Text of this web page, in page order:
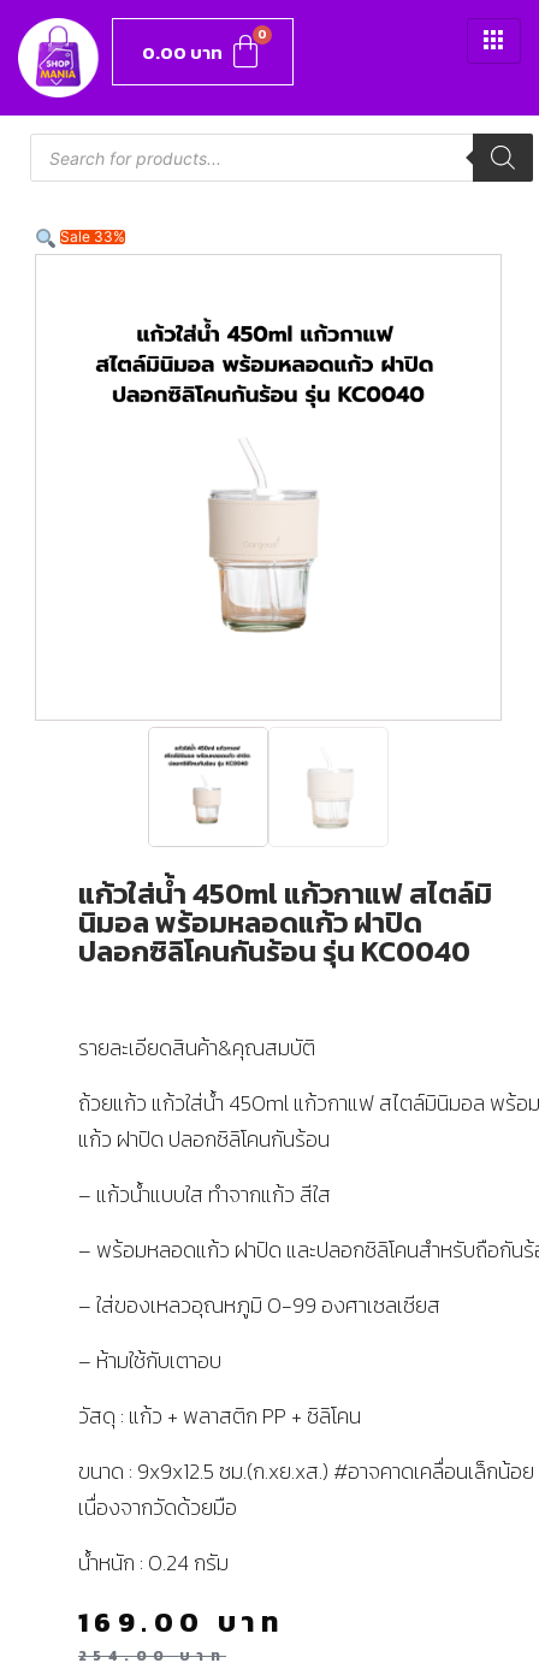
0.00 บาท
Sale 33%
แก้วใส่น้ำ 450ml แก้วกาแฟ สไตล์มิ
นิมอล พร้อมหลอดแก้ว ฝาปิด
ปลอกซิลิโคนกันร้อน รุ่น KC0040
รายละเอียดสินค้า&คุณสมบัติ
ถ้วยแก้ว แก้วใส่น้ำ 450ml แก้วกาแฟ สไตล์มินิมอล พร้อ
แก้ว ฝาปิด ปลอกซิลิโคนกันร้อน
– แก้วน้ำแบบใส ทำจากแก้ว สีใส
– พร้อมหลอดแก้ว ฝาปิด และปลอกซิลิโคนสำหรับถือกัน
– ใส่ของเหลวอุณหภูมิ 0-99 องศาเซลเซียส
– ห้ามใช้กับเตาอบ
วัสดุ : แก้ว + พลาสติก PP + ซิลิโคน
ขนาด : 9x9x12.5 ซม.(ก.xย.xส.) #อาจคาดเคลื่อนเล็กน้อย
เนื่องจากวัดด้วยมือ
น้ำหนัก : 0.24 กรัม
254.00บาท
169.00 บาท